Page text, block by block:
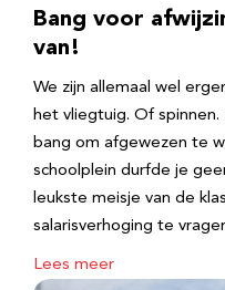
Bang voor
van!
We zijn allemaal wel
het vliegtuig. Of
bang om afgewezen te
schoolplein durfde je
leukste meisje van de
salarisverhoging te
Lees meer